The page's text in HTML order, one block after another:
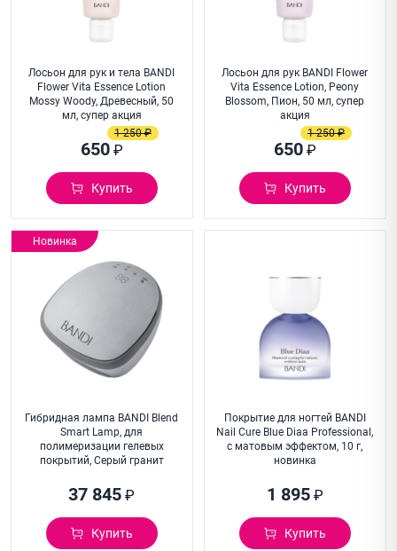
Лосьон для рук и тела BANDI
Flower Vita Essence Lotion
Mossy Woody, Древесный, 50
мл, супер акция
650₽
1 250 ₽
Купить
Лосьон для рук BANDI Flower
Vita Essence Lotion, Peony
Blossom, Пион, 50 мл, супер
акция
650₽
1 250 ₽
Купить
Новинка
Гибридная лампа BANDI Blend
Smart Lamp, для
полимеризации гелевых
покрытий, Серый гранит
37 845 ₽
Купить
Покрытие для ногтей BANDI
Nail Cure Blue Diaa Professional,
с матовым эффектом, 10 г,
новинка
1 895₽
Купить